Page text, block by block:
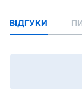
ВІДГУКИ